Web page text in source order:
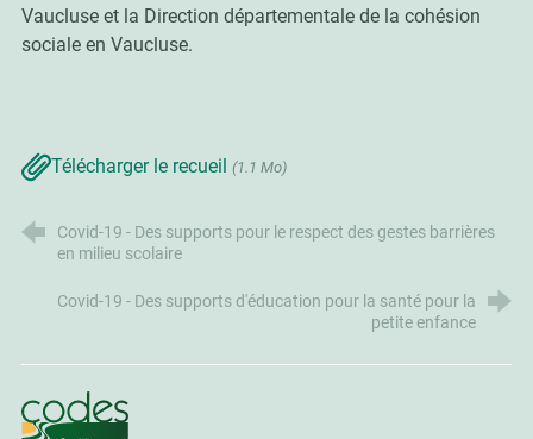
Vaucluse et la Direction départementale de la cohésion
sociale en Vaucluse.
Télécharger le recueil (1.1 Mo)
Covid-19 - Des supports pour le respect des gestes barrières
en milieu scolaire
Covid-19 - Des supports d'éducation pour la santé pour la
petite enfance
CoDES 84